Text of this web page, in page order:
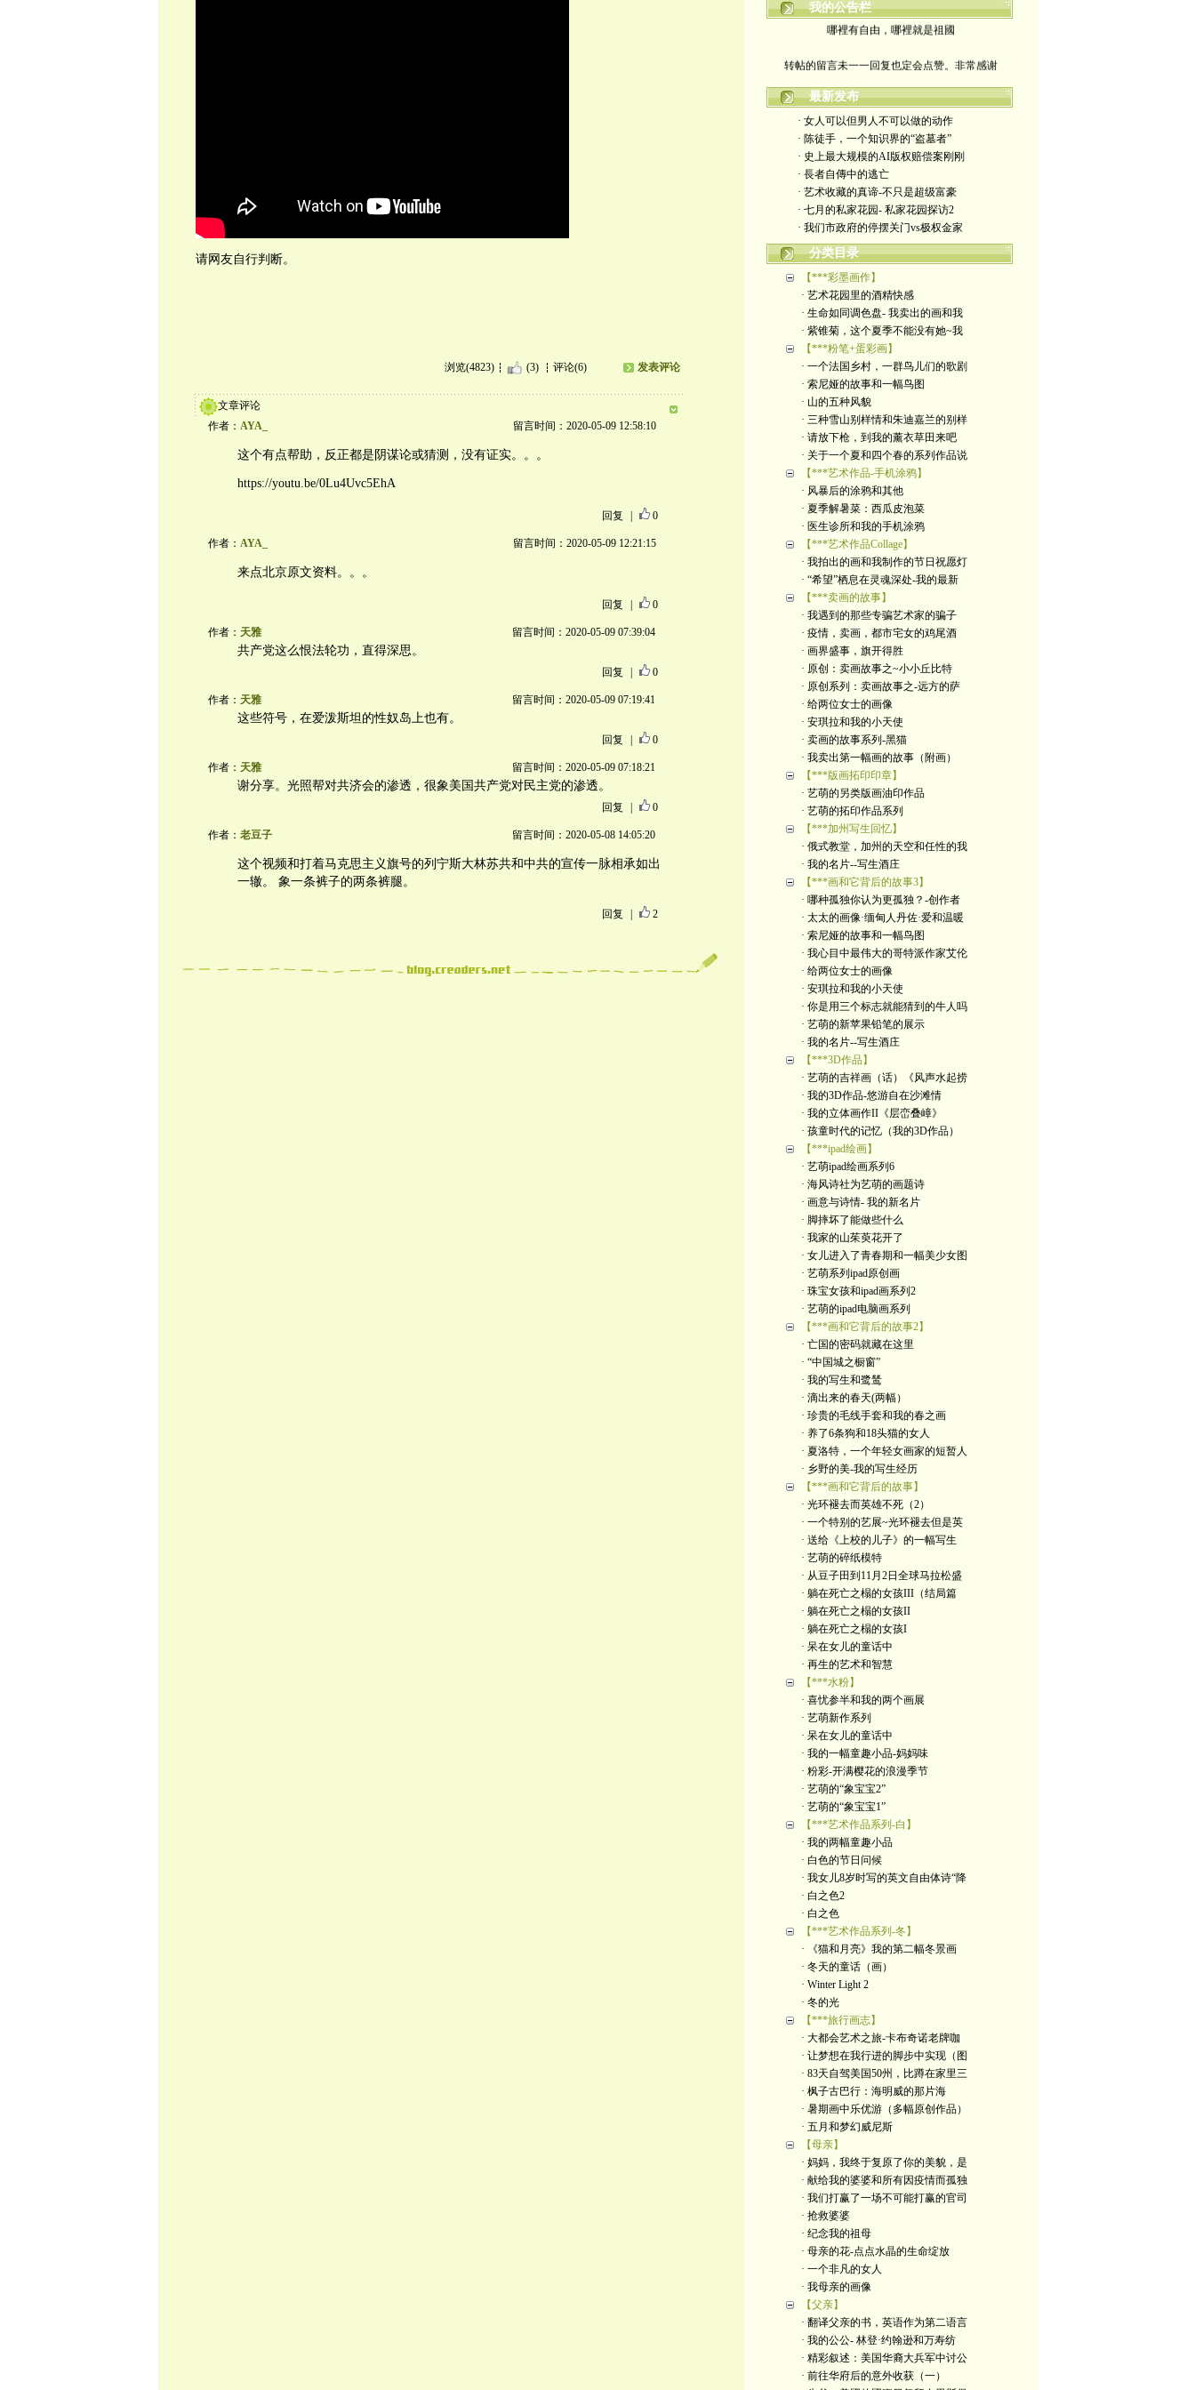
请网友自行判断。
浏览(4823) (3) 评论(6) 发表评论
文章评论
作者： AYA_ 留言时间：2020-05-09 12:58:10
这个有点帮助，反正都是阴谋论或猜测，没有证实。。。
https://youtu.be/0Lu4Uvc5EhA
回复 0
作者： AYA_ 留言时间：2020-05-09 12:21:15
来点北京原文资料。。。
回复 0
作者： 天雅 留言时间：2020-05-09 07:39:04
共产党这么恨法轮功，直得深思。
回复 0
作者： 天雅 留言时间：2020-05-09 07:19:41
这些符号，在爱泼斯坦的性奴岛上也有。
回复 0
作者： 天雅 留言时间：2020-05-09 07:18:21
谢分享。光照帮对共济会的渗透，很象美国共产党对民主党的渗透。
回复 0
作者： 老豆子 留言时间：2020-05-08 14:05:20
这个视频和打着马克思主义旗号的列宁斯大林苏共和中共的宣传一脉相承如出
一辙。 象一条裤子的两条裤腿。
回复 2
我的公告栏
哪裡有自由，哪裡就是祖國
yimengling53@yahoo.com
有意收藏者请私信我，感谢一贯支持
政治转载不一定代表本人意见
艺术博客：https://yimengl.blog
目录中标注星号的为本人艺术原创
最新发布
· 女人可以但男人不可以做的动作
· 陈徒手，一个知识界的“盗墓者”
· 史上最大规模的AI版权赔偿案刚刚
· 長者自傳中的逃亡
· 艺术收藏的真谛-不只是超级富豪
· 七月的私家花园- 私家花园探访2
· 我们市政府的停摆关门vs极权金家
分类目录
【***彩墨画作】
· 艺术花园里的酒精快感
· 生命如同调色盘- 我卖出的画和我
· 紫锥菊，这个夏季不能没有她~我
【***粉笔+蛋彩画】
· 一个法国乡村，一群鸟儿们的歌剧
· 索尼娅的故事和一幅鸟图
· 山的五种风貌
· 三种雪山别样情和朱迪嘉兰的别样
· 请放下枪，到我的薰衣草田来吧
· 关于一个夏和四个春的系列作品说
【***艺术作品-手机涂鸦】
· 风暴后的涂鸦和其他
· 夏季解暑菜：西瓜皮泡菜
· 医生诊所和我的手机涂鸦
【***艺术作品Collage】
· 我拍出的画和我制作的节日祝愿灯
· “希望”栖息在灵魂深处-我的最新
【***卖画的故事】
· 我遇到的那些专骗艺术家的骗子
· 疫情，卖画，都市宅女的鸡尾酒
· 画界盛事，旗开得胜
· 原创：卖画故事之~小小丘比特
· 原创系列：卖画故事之-远方的萨
· 给两位女士的画像
· 安琪拉和我的小天使
· 卖画的故事系列-黑猫
· 我卖出第一幅画的故事（附画）
【***版画拓印印章】
· 艺萌的另类版画油印作品
· 艺萌的拓印作品系列
【***加州写生回忆】
· 俄式教堂，加州的天空和任性的我
· 我的名片--写生酒庄
【***画和它背后的故事3】
· 哪种孤独你认为更孤独？-创作者
· 太太的画像·缅甸人丹佐·爱和温暖
· 索尼娅的故事和一幅鸟图
· 我心目中最伟大的哥特派作家艾伦
· 给两位女士的画像
· 安琪拉和我的小天使
· 你是用三个标志就能猜到的牛人吗
· 艺萌的新苹果铅笔的展示
· 我的名片--写生酒庄
【***3D作品】
· 艺萌的吉祥画（话）《风声水起捞
· 我的3D作品-悠游自在沙滩情
· 我的立体画作II《层峦叠嶂》
· 孩童时代的记忆（我的3D作品）
【***ipad绘画】
· 艺萌ipad绘画系列6
· 海风诗社为艺萌的画题诗
· 画意与诗情- 我的新名片
· 脚摔坏了能做些什么
· 我家的山茱萸花开了
· 女儿进入了青春期和一幅美少女图
· 艺萌系列ipad原创画
· 珠宝女孩和ipad画系列2
· 艺萌的ipad电脑画系列
【***画和它背后的故事2】
· 亡国的密码就藏在这里
· “中国城之橱窗”
· 我的写生和鹭鸶
· 滴出来的春天(两幅）
· 珍贵的毛线手套和我的春之画
· 养了6条狗和18头猫的女人
· 夏洛特，一个年轻女画家的短暂人
· 乡野的美-我的写生经历
【***画和它背后的故事】
· 光环褪去而英雄不死（2）
· 一个特别的艺展~光环褪去但是英
· 送给《上校的儿子》的一幅写生
· 艺萌的碎纸模特
· 从豆子田到11月2日全球马拉松盛
· 躺在死亡之榻的女孩III（结局篇
· 躺在死亡之榻的女孩II
· 躺在死亡之榻的女孩I
· 呆在女儿的童话中
· 再生的艺术和智慧
【***水粉】
· 喜忧参半和我的两个画展
· 艺萌新作系列
· 呆在女儿的童话中
· 我的一幅童趣小品-妈妈味
· 粉彩-开满樱花的浪漫季节
· 艺萌的“象宝宝2”
· 艺萌的“象宝宝1”
【***艺术作品系列-白】
· 我的两幅童趣小品
· 白色的节日问候
· 我女儿8岁时写的英文自由体诗“降
· 白之色2
· 白之色
【***艺术作品系列-冬】
· 《猫和月亮》我的第二幅冬景画
· 冬天的童话（画）
· Winter Light 2
· 冬的光
【***旅行画志】
· 大都会艺术之旅-卡布奇诺老牌咖
· 让梦想在我行进的脚步中实现（图
· 83天自驾美国50州，比蹲在家里三
· 枫子古巴行：海明威的那片海
· 暑期画中乐优游（多幅原创作品）
· 五月和梦幻威尼斯
【母亲】
· 妈妈，我终于复原了你的美貌，是
· 献给我的婆婆和所有因疫情而孤独
· 我们打赢了一场不可能打赢的官司
· 抢救婆婆
· 纪念我的祖母
· 母亲的花-点点水晶的生命绽放
· 一个非凡的女人
· 我母亲的画像
【父亲】
· 翻译父亲的书，英语作为第二语言
· 我的公公- 林登·约翰逊和万寿纺
· 精彩叙述：美国华裔大兵军中讨公
· 前往华府后的意外收获（一）